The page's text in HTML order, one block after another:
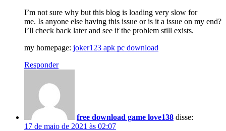
I’m not sure why but this blog is loading very slow for
me. Is anyone else having this issue or is it a issue on my end?
I’ll check back later and see if the problem still exists.
my homepage: joker123 apk pc download
Responder
free download game love138 disse:
17 de maio de 2021 às 02:07